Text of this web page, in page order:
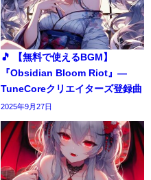
🎵 【無料で使えるBGM】
『Obsidian Bloom Riot』―
TuneCoreクリエイターズ登録曲
2025年9月27日